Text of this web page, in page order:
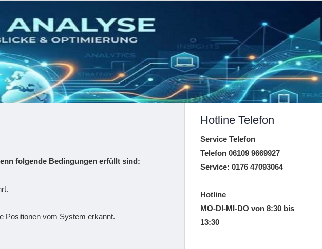
folgende Bedingungen erfüllt sind:
Positionen vom System erkannt.
Hotline Telefon
Service Telefon
Telefon 06109 9669927
Service: 0176 47093064
Hotline
MO-DI-MI-DO von 8:30 bis
13:30